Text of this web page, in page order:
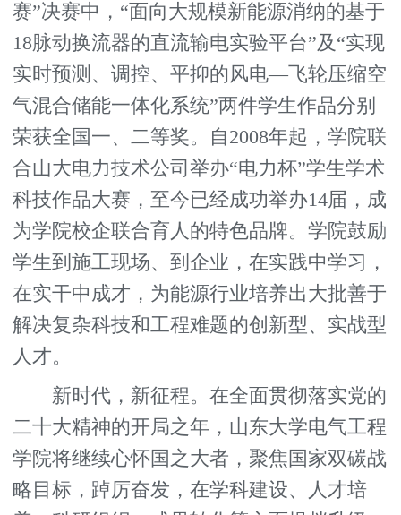
赛”决赛中，“面向大规模新能源消纳的基于
18脉动换流器的直流输电实验平台”及“实现
实时预测、调控、平抑的风电—飞轮压缩空
气混合储能一体化系统”两件学生作品分别
荣获全国一、二等奖。自2008年起，学院联
合山大电力技术公司举办“电力杯”学生学术
科技作品大赛，至今已经成功举办14届，成
为学院校企联合育人的特色品牌。学院鼓励
学生到施工现场、到企业，在实践中学习，
在实干中成才，为能源行业培养出大批善于
解决复杂科技和工程难题的创新型、实战型
人才。
新时代，新征程。在全面贯彻落实党的
二十大精神的开局之年，山东大学电气工程
学院将继续心怀国之大者，聚焦国家双碳战
略目标，踔厉奋发，在学科建设、人才培